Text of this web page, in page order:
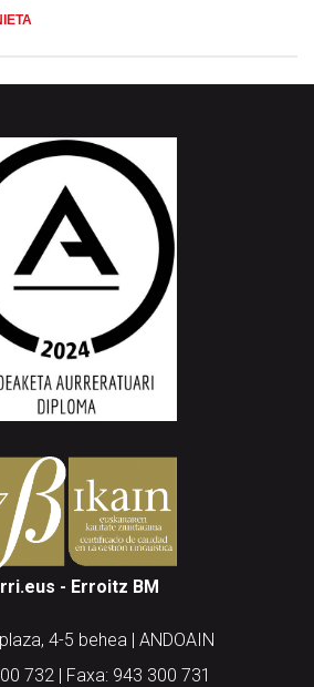
- Erroitz BM
4-5 behea | ANDOAIN
732 | Faxa: 943 300 731